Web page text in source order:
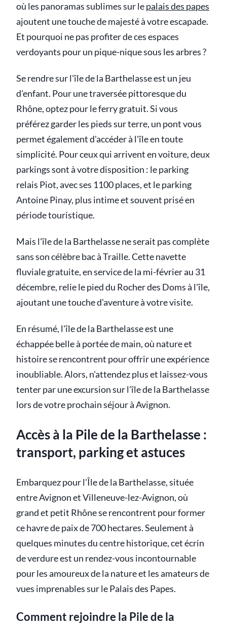
où les panoramas sublimes sur lepalais des papes
ajoutent une touche de majesté à votre escapade.
Et pourquoi ne pas profiter de ces espaces
verdoyants pour un pique-nique sous les arbres ?
Se rendre sur l'île de la Barthelasse est un jeu
d'enfant. Pour une traversée pittoresque du
Rhône, optez pour le ferry gratuit. Si vous
préférez garder les pieds sur terre, un pont vous
permet également d'accéder à l'île en toute
simplicité. Pour ceux qui arrivent en voiture, deux
parkings sont à votre disposition : le parking
relais Piot, avec ses 1100 places, et le parking
Antoine Pinay, plus intime et souvent prisé en
période touristique.
Mais l'île de la Barthelasse ne serait pas complète
sans son célèbre bac à Traille. Cette navette
fluviale gratuite, en service de la mi-février au 31
décembre, relie le pied du Rocher des Doms à l'île,
ajoutant une touche d'aventure à votre visite.
En résumé, l'île de la Barthelasse est une
échappée belle à portée de main, où nature et
histoire se rencontrent pour offrir une expérience
inoubliable. Alors, n'attendez plus et laissez-vous
tenter par une excursion sur l'île de la Barthelasse
lors de votre prochain séjour à Avignon.
Accès à la Pile de la Barthelasse :
transport, parking et astuces
Embarquez pour l'Île de la Barthelasse, située
entre Avignon et Villeneuve-lez-Avignon, où
grand et petit Rhône se rencontrent pour former
ce havre de paix de 700 hectares. Seulement à
quelques minutes du centre historique, cet écrin
de verdure est un rendez-vous incontournable
pour les amoureux de la nature et les amateurs de
vues imprenables sur le Palais des Papes.
Comment rejoindre la Pile de la